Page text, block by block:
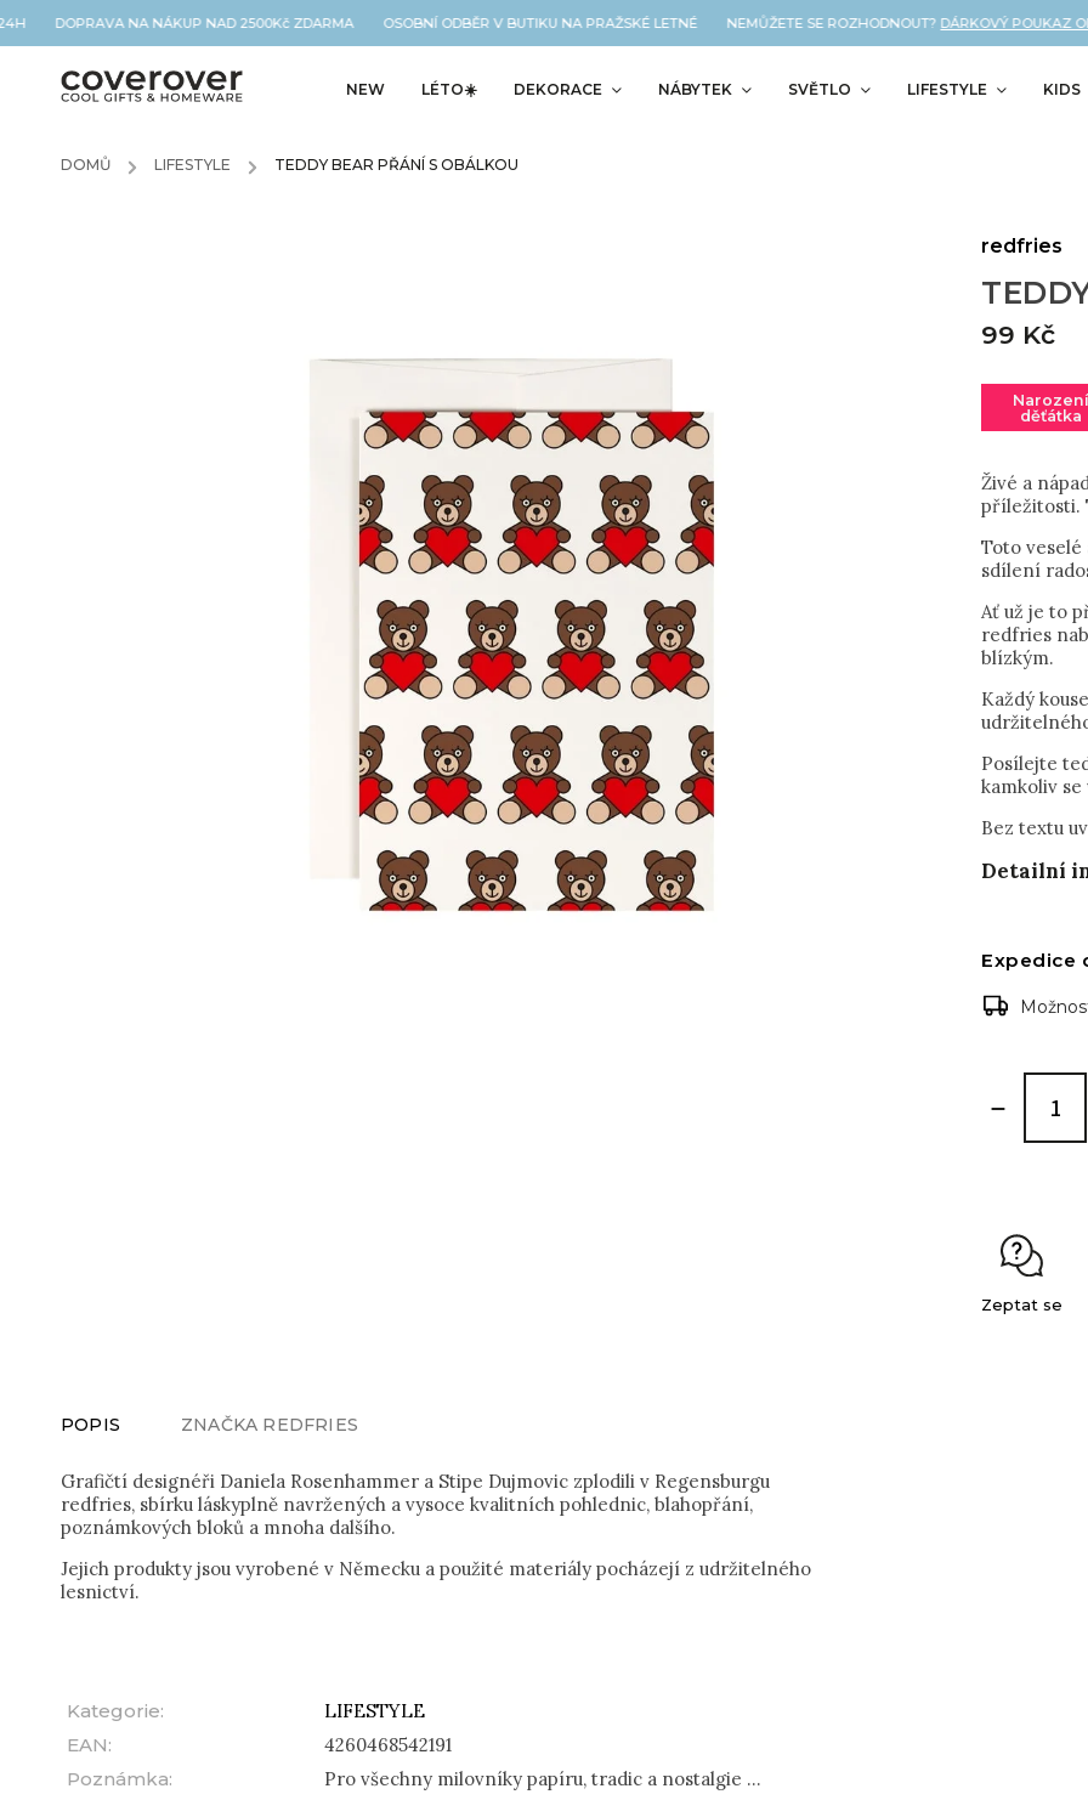
DOPRAVA NA NÁKUP NAD 2500Kč ZDARMA OSOBNÍ ODBĚR V BUTIKU NA PRAŽSKÉ LETNÉ NEMŮŽETE SE ROZHODNOUT?DÁRKOVÝ POUKAZ OD
NEW LÉTO☀️ DEKORACE NÁBYTEK SVĚTLO LIFESTYLE KIDS
DOMŮ / LIFESTYLE / TEDDY BEAR PŘÁNÍ S OBÁLKOU
99 Kč
Živé a
příležitosti.
Toto
sdílení
Ať už je to
redfries
blízkým.
Každý
Posílejte
kamkoliv se
Bez textu
Detailní
Narození
děťátka
redfries
Expedice
Zeptat se
POPIS ZNAČKA REDFRIES
Grafičtí designéři Daniela Rosenhammer a Stipe Dujmovic zplodili v Regensburgu
redfries, sbírku láskyplně navržených a vysoce kvalitních pohlednic, blahopřání,
poznámkových bloků a mnoha dalšího.
Jejich produkty jsou vyrobené v Německu a použité materiály pocházejí z udržitelného
lesnictví.
Kategorie:
LIFESTYLE
EAN:
4260468542191
Poznámka:
Pro všechny milovníky papíru, tradic a nostalgie ...